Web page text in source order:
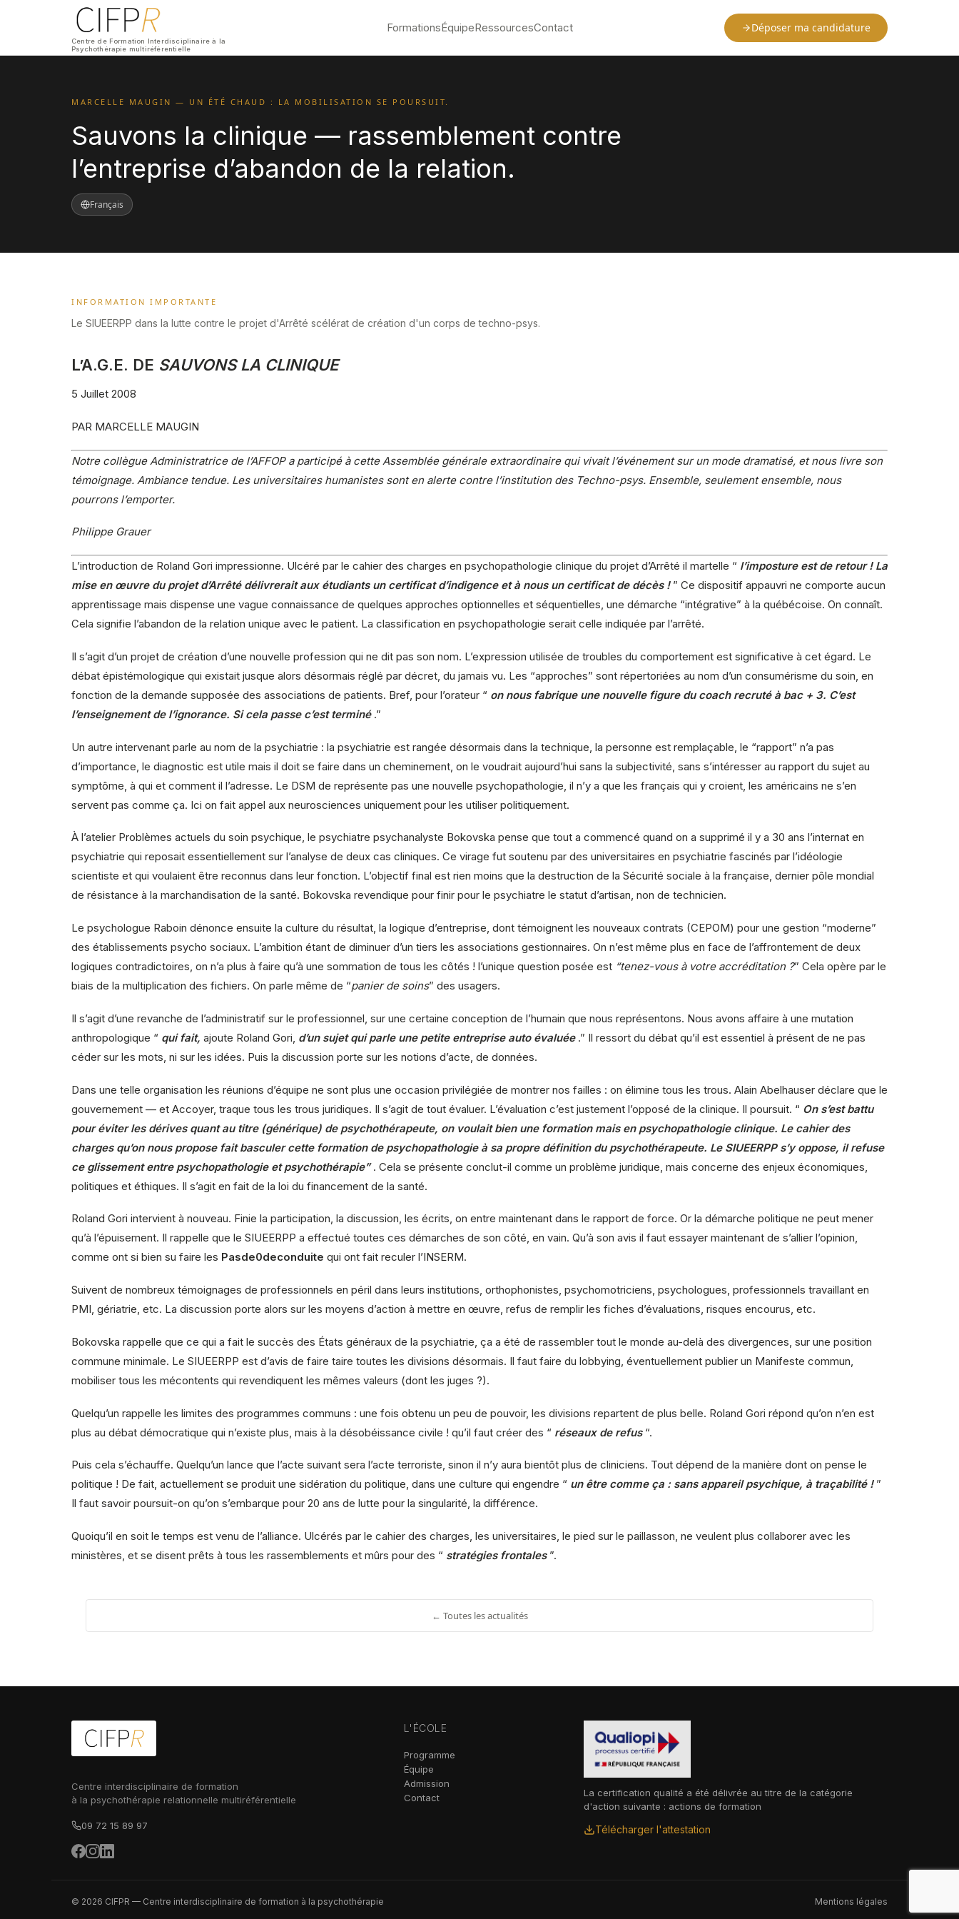
Centre de Formation Interdisciplinaire à la
Psychothérapie multiréférentielle
FormationsÉquipeRessourcesContact Déposer ma candidature
MARCELLE MAUGIN — UN ÉTÉ CHAUD : LA MOBILISATION SE POURSUIT.
Sauvons la clinique — rassemblement contre
l’entreprise d’abandon de la relation.
Français
INFORMATION IMPORTANTE
Le SIUEERPP dans la lutte contre le projet d'Arrêté scélérat de création d'un corps de techno-psys.
L’A.G.E. DE SAUVONS LA CLINIQUE
5 Juillet 2008
PAR MARCELLE MAUGIN
Notre collègue Administratrice de l’AFFOP a participé à cette Assemblée générale extraordinaire qui vivait l’événement sur un mode dramatisé, et nous livre son
témoignage. Ambiance tendue. Les universitaires humanistes sont en alerte contre l’institution des Techno-psys. Ensemble, seulement ensemble, nous
pourrons l’emporter.
Philippe Grauer
L’introduction de Roland Gori impressionne. Ulcéré par le cahier des charges en psychopathologie clinique du projet d’Arrêté il martelle “ l’imposture est de retour ! La
mise en œuvre du projet d’Arrêté délivrerait aux étudiants un certificat d’indigence et à nous un certificat de décès ! ” Ce dispositif appauvri ne comporte aucun
apprentissage mais dispense une vague connaissance de quelques approches optionnelles et séquentielles, une démarche “intégrative” à la québécoise. On connaît.
Cela signifie l’abandon de la relation unique avec le patient. La classification en psychopathologie serait celle indiquée par l’arrêté.
Il s’agit d’un projet de création d’une nouvelle profession qui ne dit pas son nom. L’expression utilisée de troubles du comportement est significative à cet égard. Le
débat épistémologique qui existait jusque alors désormais réglé par décret, du jamais vu. Les “approches” sont répertoriées au nom d’un consumérisme du soin, en
fonction de la demande supposée des associations de patients. Bref, pour l’orateur “ on nous fabrique une nouvelle figure du coach recruté à bac + 3. C’est
l’enseignement de l’ignorance. Si cela passe c’est terminé .”
Un autre intervenant parle au nom de la psychiatrie : la psychiatrie est rangée désormais dans la technique, la personne est remplaçable, le “rapport” n’a pas
d’importance, le diagnostic est utile mais il doit se faire dans un cheminement, on le voudrait aujourd’hui sans la subjectivité, sans s’intéresser au rapport du sujet au
symptôme, à qui et comment il l’adresse. Le DSM de représente pas une nouvelle psychopathologie, il n’y a que les français qui y croient, les américains ne s’en
servent pas comme ça. Ici on fait appel aux neurosciences uniquement pour les utiliser politiquement.
À l’atelier Problèmes actuels du soin psychique, le psychiatre psychanalyste Bokovska pense que tout a commencé quand on a supprimé il y a 30 ans l’internat en
psychiatrie qui reposait essentiellement sur l’analyse de deux cas cliniques. Ce virage fut soutenu par des universitaires en psychiatrie fascinés par l’idéologie
scientiste et qui voulaient être reconnus dans leur fonction. L’objectif final est rien moins que la destruction de la Sécurité sociale à la française, dernier pôle mondial
de résistance à la marchandisation de la santé. Bokovska revendique pour finir pour le psychiatre le statut d’artisan, non de technicien.
Le psychologue Raboin dénonce ensuite la culture du résultat, la logique d’entreprise, dont témoignent les nouveaux contrats (CEPOM) pour une gestion “moderne”
des établissements psycho sociaux. L’ambition étant de diminuer d’un tiers les associations gestionnaires. On n’est même plus en face de l’affrontement de deux
logiques contradictoires, on n’a plus à faire qu’à une sommation de tous les côtés ! l’unique question posée est “tenez-vous à votre accréditation ?” Cela opère par le
biais de la multiplication des fichiers. On parle même de “panier de soins” des usagers.
Il s’agit d’une revanche de l’administratif sur le professionnel, sur une certaine conception de l’humain que nous représentons. Nous avons affaire à une mutation
anthropologique “ qui fait, ajoute Roland Gori, d’un sujet qui parle une petite entreprise auto évaluée .” Il ressort du débat qu’il est essentiel à présent de ne pas
céder sur les mots, ni sur les idées. Puis la discussion porte sur les notions d’acte, de données.
Dans une telle organisation les réunions d’équipe ne sont plus une occasion privilégiée de montrer nos failles : on élimine tous les trous. Alain Abelhauser déclare que le
gouvernement — et Accoyer, traque tous les trous juridiques. Il s’agit de tout évaluer. L’évaluation c’est justement l’opposé de la clinique. Il poursuit. “ On s’est battu
pour éviter les dérives quant au titre (générique) de psychothérapeute, on voulait bien une formation mais en psychopathologie clinique. Le cahier des
charges qu’on nous propose fait basculer cette formation de psychopathologie à sa propre définition du psychothérapeute. Le SIUEERPP s’y oppose, il refuse
ce glissement entre psychopathologie et psychothérapie” . Cela se présente conclut-il comme un problème juridique, mais concerne des enjeux économiques,
politiques et éthiques. Il s’agit en fait de la loi du financement de la santé.
Roland Gori intervient à nouveau. Finie la participation, la discussion, les écrits, on entre maintenant dans le rapport de force. Or la démarche politique ne peut mener
qu’à l’épuisement. Il rappelle que le SIUEERPP a effectué toutes ces démarches de son côté, en vain. Qu’à son avis il faut essayer maintenant de s’allier l’opinion,
comme ont si bien su faire les Pasde0deconduite qui ont fait reculer l’INSERM.
Suivent de nombreux témoignages de professionnels en péril dans leurs institutions, orthophonistes, psychomotriciens, psychologues, professionnels travaillant en
PMI, gériatrie, etc. La discussion porte alors sur les moyens d’action à mettre en œuvre, refus de remplir les fiches d’évaluations, risques encourus, etc.
Bokovska rappelle que ce qui a fait le succès des États généraux de la psychiatrie, ça a été de rassembler tout le monde au-delà des divergences, sur une position
commune minimale. Le SIUEERPP est d’avis de faire taire toutes les divisions désormais. Il faut faire du lobbying, éventuellement publier un Manifeste commun,
mobiliser tous les mécontents qui revendiquent les mêmes valeurs (dont les juges ?).
Quelqu’un rappelle les limites des programmes communs : une fois obtenu un peu de pouvoir, les divisions repartent de plus belle. Roland Gori répond qu’on n’en est
plus au débat démocratique qui n’existe plus, mais à la désobéissance civile ! qu’il faut créer des “ réseaux de refus “.
Puis cela s’échauffe. Quelqu’un lance que l’acte suivant sera l’acte terroriste, sinon il n’y aura bientôt plus de cliniciens. Tout dépend de la manière dont on pense le
politique ! De fait, actuellement se produit une sidération du politique, dans une culture qui engendre “ un être comme ça : sans appareil psychique, à traçabilité ! ”
Il faut savoir poursuit-on qu’on s’embarque pour 20 ans de lutte pour la singularité, la différence.
Quoiqu’il en soit le temps est venu de l’alliance. Ulcérés par le cahier des charges, les universitaires, le pied sur le paillasson, ne veulent plus collaborer avec les
ministères, et se disent prêts à tous les rassemblements et mûrs pour des “ stratégies frontales ”.
← Toutes les actualités
Centre interdisciplinaire de formation
à la psychothérapie relationnelle multiréférentielle
09 72 15 89 97
L'ÉCOLE
Programme
Équipe
Admission
Contact
La certification qualité a été délivrée au titre de la catégorie
d'action suivante : actions de formation
Télécharger l'attestation
© 2026 CIFPR — Centre interdisciplinaire de formation à la psychothérapie Mentions légales